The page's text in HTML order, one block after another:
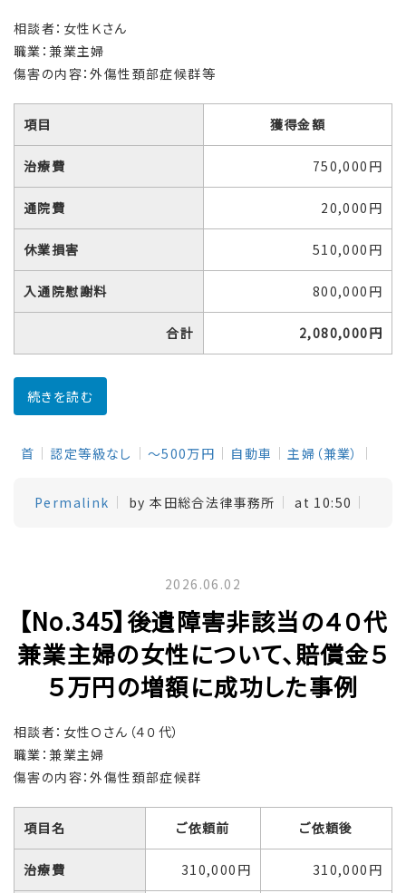
相談者：女性Ｋさん
職業：兼業主婦
傷害の内容：外傷性頚部症候群等
項目 獲得金額
治療費 750,000円
通院費 20,000円
休業損害 510,000円
入通院慰謝料 800,000円
合計 2,080,000円
続きを読む
首 認定等級なし ～500万円 自動車 主婦（兼業）
Permalink by 本田総合法律事務所 at 10:50
2026.06.02
【No.345】後遺障害非該当の４０代
兼業主婦の女性について、賠償金５
５万円の増額に成功した事例
相談者：女性Ｏさん（４０代）
職業：兼業主婦
傷害の内容：外傷性頚部症候群
項目名 ご依頼前 ご依頼後
治療費 310,000円 310,000円